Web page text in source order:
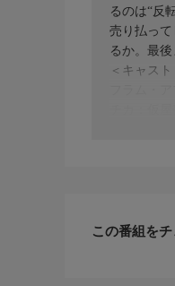
るのは“反
売り払っ
るか。最
＜キャスト
チカ：仮
この番組を